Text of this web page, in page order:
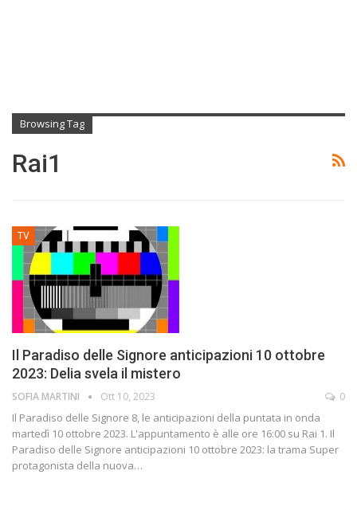
Browsing Tag
Rai1
TV
Il Paradiso delle Signore anticipazioni 10 ottobre
2023: Delia svela il mistero
SOFIA MARTINI Ott 10, 2023 0
Il Paradiso delle Signore 8, le anticipazioni della puntata in onda
martedì 10 ottobre 2023. L'appuntamento è alle ore 16:00 su Rai 1. Il
Paradiso delle Signore anticipazioni 10 ottobre 2023: la trama Super
protagonista della nuova…